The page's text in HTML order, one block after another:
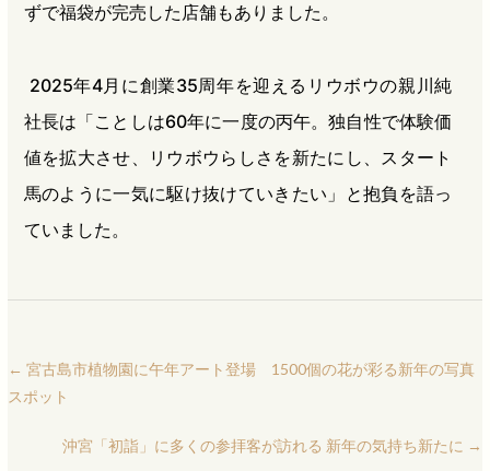
ずで福袋が完売した店舗もありました。
2025年4月に創業35周年を迎えるリウボウの親川純
社長は「ことしは60年に一度の丙午。独自性で体験価
値を拡大させ、リウボウらしさを新たにし、スタート
馬のように一気に駆け抜けていきたい」と抱負を語っ
ていました。
← 宮古島市植物園に午年アート登場 1500個の花が彩る新年の写真
スポット
沖宮「初詣」に多くの参拝客が訪れる 新年の気持ち新たに →